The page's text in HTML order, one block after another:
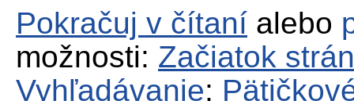
Pokračuj v čítaní alebo
možnosti: Začiatok
Vyhľadávanie;